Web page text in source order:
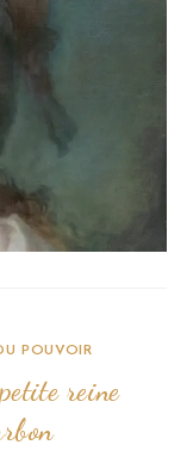
POUVOIR
reine